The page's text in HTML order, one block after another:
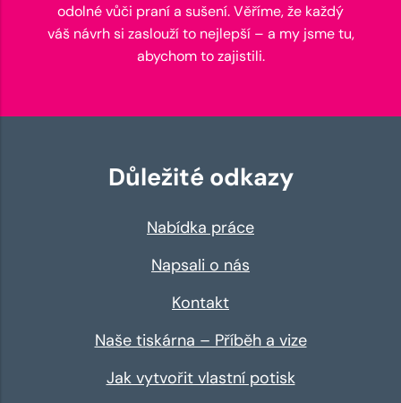
odolné vůči praní a sušení. Věříme, že každý
váš návrh si zaslouží to nejlepší – a my jsme tu,
abychom to zajistili.
Důležité odkazy
Nabídka práce
Napsali o nás
Kontakt
Naše tiskárna – Příběh a vize
Jak vytvořit vlastní potisk